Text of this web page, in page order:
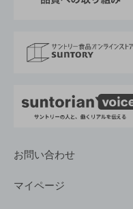
採用情報
お問い合わせ
マイページ